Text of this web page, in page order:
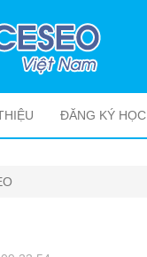
ĐĂNG KÝ HỌC